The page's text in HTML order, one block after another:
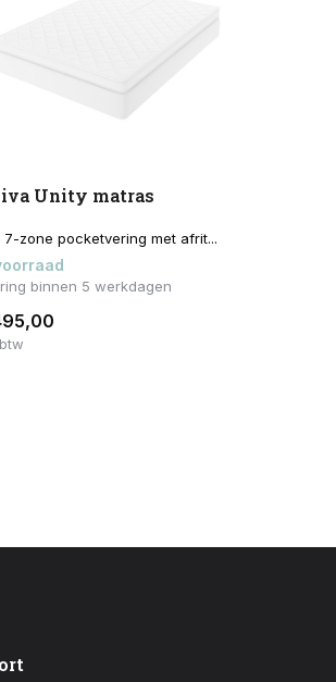
Unity matras
7-zone pocketvering met afrit...
binnen 5 werkdagen